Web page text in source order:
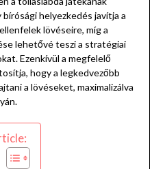
helyezkedés javítja a
lövéseire, míg a
lehetővé teszi a stratégiai
Ezenkívül a megfelelő
hogy a legkedvezőbb
a lövéseket, maximalizálva